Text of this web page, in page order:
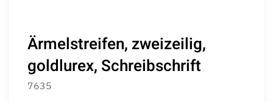
Ärmelstreifen, zweizeilig,
goldlurex, Schreibschrift
7635